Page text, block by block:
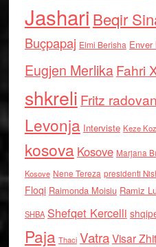
Jashari Beqir
Buçpapaj Elmi Berisha
Eugjen MerlikaFahri
shkreli Fritz
Levonja Interviste Keze
kosova Kosove Marjana
Kosove Nene Tereza presidenti
Floqi Raimonda Moisiu Ramiz
SHBA Shefqet Kercelli
Paja Thaci VatraVisar